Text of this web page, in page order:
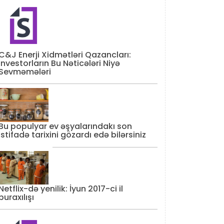
Enerji Xidmətləri Qazancları:
Bu Nəticələri Niyə
populyar ev əşyalarındakı son
tarixini gözardı edə bilərsiniz
də yenilik: İyun 2017-ci il